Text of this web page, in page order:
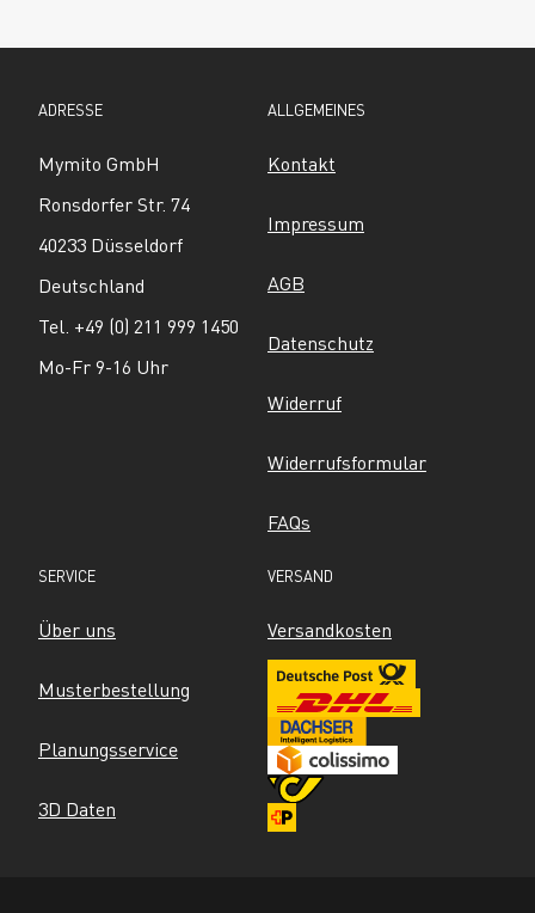
ADRESSE
Mymito GmbH
Ronsdorfer Str. 74
40233 Düsseldorf
Deutschland
Tel. +49 (0) 211 999 1450
Mo-Fr 9-16 Uhr
ALLGEMEINES
Kontakt
Impressum
AGB
Datenschutz
Widerruf
Widerrufsformular
FAQs
SERVICE
Über uns
Musterbestellung
Planungsservice
3D Daten
VERSAND
Versandkosten